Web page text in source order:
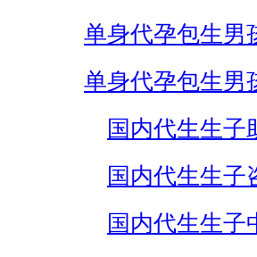
单身代孕包生男
单身代孕包生男
国内代生生子
国内代生生子
国内代生生子